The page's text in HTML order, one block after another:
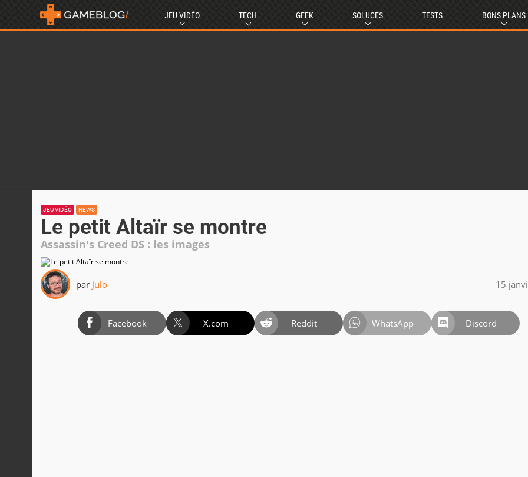
JEU VIDÉO TECH GEEK SOLUCES TESTS BONS PLANS
JEU VIDÉO NEWS
Le petit Altaïr se montre
Assassin's Creed DS : les images
par Julo 15
Facebook X.com Reddit WhatsApp Discord